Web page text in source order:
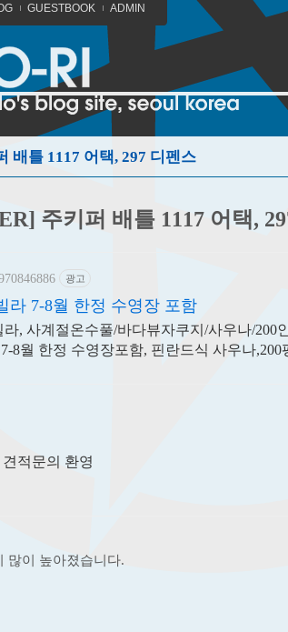
GUESTBOOK ADMIN
배틀 1117 어택, 297 디펜스
주키퍼 배틀 1117 어택,
광고
라 7-8월 한정 수영장 포함
, 사계절온수풀/바다뷰자쿠지/사우나/200
8월 한정 수영장포함, 핀란드식 사우나,200
적문의 환영
많이 높아졌습니다.